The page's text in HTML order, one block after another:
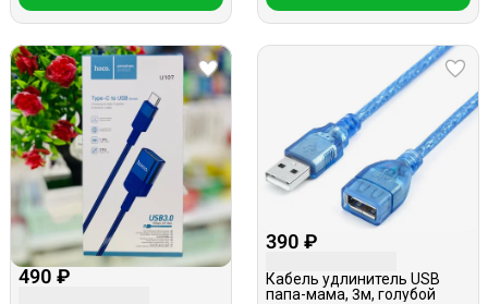
490 ₽
390 ₽
Кабель удлинитель USB
папа-мама, 3м, голубой